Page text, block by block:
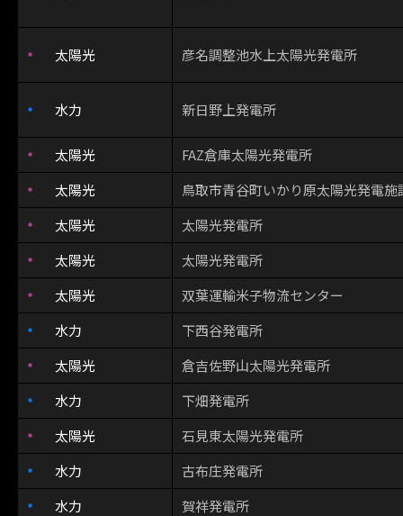
太陽光 彦名調整池水上太陽光発電所
水力 新日野上発電所
太陽光
FAZ倉庫太陽光発電所
太陽光
鳥取市青谷町いかり原太陽光発電施
太陽光
太陽光発電所
太陽光
太陽光発電所
太陽光
双葉運輸米子物流センター
水力
下西谷発電所
太陽光
倉吉佐野山太陽光発電所
水力
下畑発電所
太陽光
石見東太陽光発電所
水力
古布庄発電所
水力
賀祥発電所